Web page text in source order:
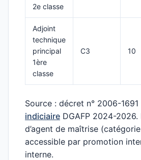
2e classe
Adjoint
technique
principal
1ère
classe
C3 10
Source : décret n° 2006-
indiciaire DGAFP 2024-2026.
d’agent de maîtrise
accessible par promotion
interne.